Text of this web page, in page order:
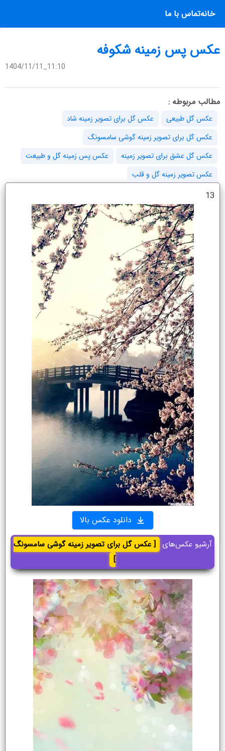
خانهتماس با ما
عکس پس زمینه شکوفه
1404/11/11_11:10
مطالب مربوطه :
عکس گل طبیعی
عکس گل برای تصویر زمینه شاد
عکس گل برای تصویر زمینه گوشی سامسونگ
عکس گل عشق برای تصویر زمینه
عکس پس زمینه گل و طبیعت
عکس تصویر زمینه گل و قلب
13
دانلود عکس بالا
آرشیو عکس‌های
[ عکس گل برای تصویر زمینه گوشی سامسونگ
]